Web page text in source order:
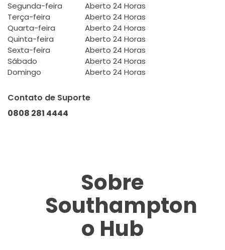
Segunda-feira
Aberto 24 Horas
Terça-feira
Aberto 24 Horas
Quarta-feira
Aberto 24 Horas
Quinta-feira
Aberto 24 Horas
Sexta-feira
Aberto 24 Horas
Sábado
Aberto 24 Horas
Domingo
Aberto 24 Horas
Contato de Suporte
0808 281 4444
Sobre
Southampton
o Hub